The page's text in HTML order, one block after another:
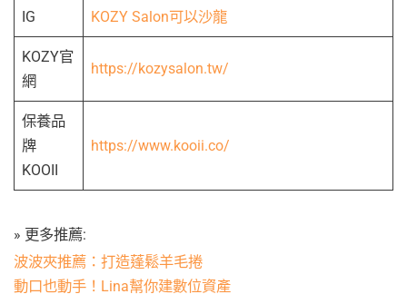
IG KOZY Salon可以沙龍
KOZY官
網
https://kozysalon.tw/
保養品
牌
KOOII
https://www.kooii.co/
» 更多推薦:
波波夾推薦：打造蓬鬆羊毛捲
動口也動手！Lina幫你建數位資產